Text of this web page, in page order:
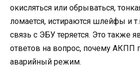
окисляться или обрываться,
ломается, истираются шлейфы и
связь с ЭБУ теряется. Это также
ответов на вопрос, почему АКПП
аварийный режим.